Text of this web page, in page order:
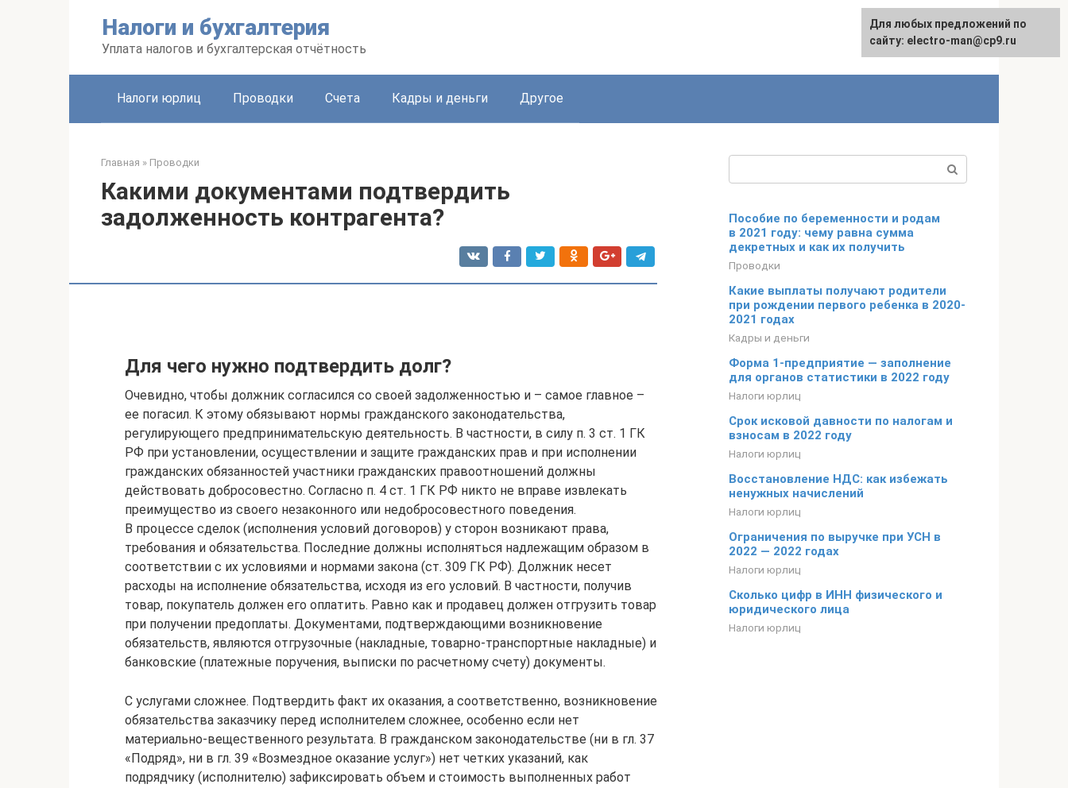
Налоги и бухгалтерия
Уплата налогов и бухгалтерская отчётность
Налоги юрлиц Проводки Счета Кадры и деньги Другое
Главная » Проводки
Какими документами подтвердить
задолженность контрагента?
Для чего нужно подтвердить долг?
Очевидно, чтобы должник согласился со своей задолженностью и – самое главное –
ее погасил. К этому обязывают нормы гражданского законодательства,
регулирующего предпринимательскую деятельность. В частности, в силу п. 3 ст. 1 ГК
РФ при установлении, осуществлении и защите гражданских прав и при исполнении
гражданских обязанностей участники гражданских правоотношений должны
действовать добросовестно. Согласно п. 4 ст. 1 ГК РФ никто не вправе извлекать
преимущество из своего незаконного или недобросовестного поведения.
В процессе сделок (исполнения условий договоров) у сторон возникают права,
требования и обязательства. Последние должны исполняться надлежащим образом в
соответствии с их условиями и нормами закона (ст. 309 ГК РФ). Должник несет
расходы на исполнение обязательства, исходя из его условий. В частности, получив
товар, покупатель должен его оплатить. Равно как и продавец должен отгрузить товар
при получении предоплаты. Документами, подтверждающими возникновение
обязательств, являются отгрузочные (накладные, товарно-транспортные накладные) и
банковские (платежные поручения, выписки по расчетному счету) документы.
С услугами сложнее. Подтвердить факт их оказания, а соответственно, возникновение
обязательства заказчику перед исполнителем сложнее, особенно если нет
материально-вещественного результата. В гражданском законодательстве (ни в гл. 37
«Подряд», ни в гл. 39 «Возмездное оказание услуг») нет четких указаний, как
подрядчику (исполнителю) зафиксировать объем и стоимость выполненных работ
Пособие по беременности и родам
в 2021 году: чему равна сумма
декретных и как их получить
Проводки
Какие выплаты получают родители
при рождении первого ребенка в 2020-
2021 годах
Кадры и деньги
Форма 1-предприятие — заполнение
для органов статистики в 2022 году
Налоги юрлиц
Срок исковой давности по налогам и
взносам в 2022 году
Налоги юрлиц
Восстановление НДС: как избежать
ненужных начислений
Налоги юрлиц
Ограничения по выручке при УСН в
2022 — 2022 годах
Налоги юрлиц
Сколько цифр в ИНН физического и
юридического лица
Налоги юрлиц
Для любых предложений по
сайту: electro-man@cp9.ru